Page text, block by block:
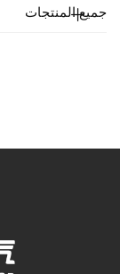
جميع المنتجات